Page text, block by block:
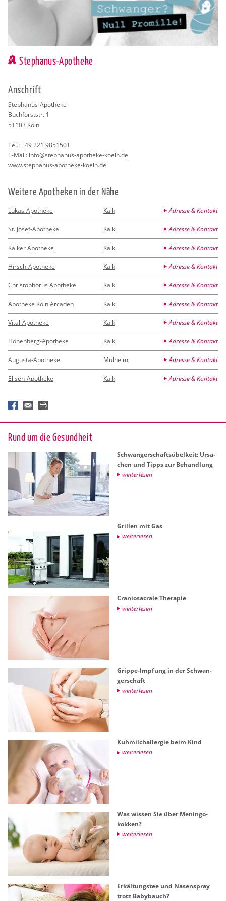
Stephanus-Apotheke
An­schrift
Ste­pha­nus-Apo­the­ke
Buch­forst­str. 1
51103 Köln
Tel.:+49 221 9851501
E-Mail: info@​stephanus-​apotheke-​koeln.​de
www.​stephanus-​apotheke-​koeln.​de
Wei­te­re Apo­the­ken in der Nähe
Lukas-Apotheke Kalk Adresse & Kontakt
St. Josef-Apotheke Kalk Adresse & Kontakt
Kalker Apotheke Kalk Adresse & Kontakt
Hirsch-Apotheke Kalk Adresse & Kontakt
Christophorus Apotheke Kalk Adresse & Kontakt
Apotheke Köln Arcaden Kalk Adresse & Kontakt
Vital-Apotheke Kalk Adresse & Kontakt
Höhenberg-Apotheke Kalk Adresse & Kontakt
Augusta-Apotheke Mülheim Adresse & Kontakt
Elisen-Apotheke Kalk Adresse & Kontakt
Rund um die Ge­sund­heit
Schwan­ger­schafts­übel­keit: Ur­sa­
chen und Tipps zur Be­hand­lung
wei­ter­le­sen
Gril­len mit Gas
wei­ter­le­sen
Cra­nio­sa­cra­le The­ra­pie
wei­ter­le­sen
Grip­pe-Imp­fung in der Schwan­
ger­schaft
wei­ter­le­sen
Kuh­milch­all­er­gie beim Kind
wei­ter­le­sen
Was wis­sen Sie über Me­nin­go­
kok­ken?
wei­ter­le­sen
Er­käl­tungs­tee und Na­sen­spray
trotz Ba­by­bauch?